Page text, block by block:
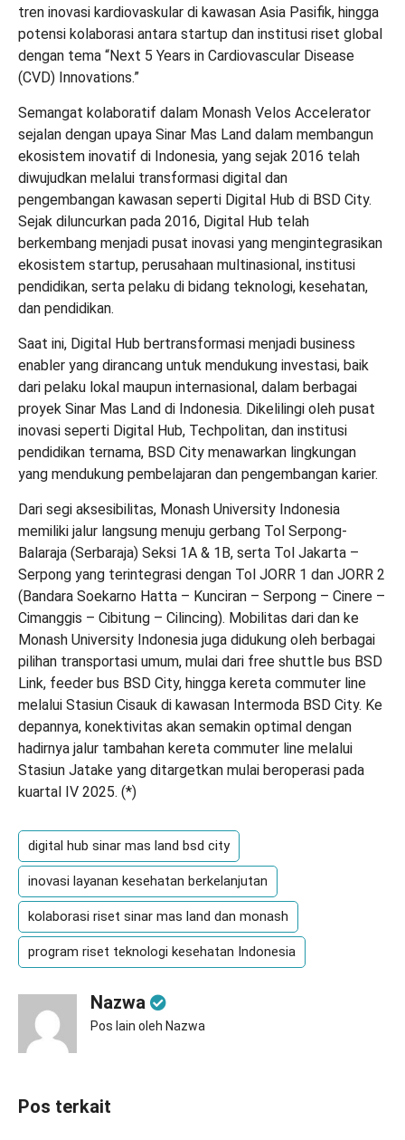
tren inovasi kardiovaskular di kawasan Asia Pasifik, hingga
potensi kolaborasi antara startup dan institusi riset global
dengan tema “Next 5 Years in Cardiovascular Disease
(CVD) Innovations.”
Semangat kolaboratif dalam Monash Velos Accelerator
sejalan dengan upaya Sinar Mas Land dalam membangun
ekosistem inovatif di Indonesia, yang sejak 2016 telah
diwujudkan melalui transformasi digital dan
pengembangan kawasan seperti Digital Hub di BSD City.
Sejak diluncurkan pada 2016, Digital Hub telah
berkembang menjadi pusat inovasi yang mengintegrasikan
ekosistem startup, perusahaan multinasional, institusi
pendidikan, serta pelaku di bidang teknologi, kesehatan,
dan pendidikan.
Saat ini, Digital Hub bertransformasi menjadi business
enabler yang dirancang untuk mendukung investasi, baik
dari pelaku lokal maupun internasional, dalam berbagai
proyek Sinar Mas Land di Indonesia. Dikelilingi oleh pusat
inovasi seperti Digital Hub, Techpolitan, dan institusi
pendidikan ternama, BSD City menawarkan lingkungan
yang mendukung pembelajaran dan pengembangan karier.
Dari segi aksesibilitas, Monash University Indonesia
memiliki jalur langsung menuju gerbang Tol Serpong-
Balaraja (Serbaraja) Seksi 1A & 1B, serta Tol Jakarta –
Serpong yang terintegrasi dengan Tol JORR 1 dan JORR 2
(Bandara Soekarno Hatta – Kunciran – Serpong – Cinere –
Cimanggis – Cibitung – Cilincing). Mobilitas dari dan ke
Monash University Indonesia juga didukung oleh berbagai
pilihan transportasi umum, mulai dari free shuttle bus BSD
Link, feeder bus BSD City, hingga kereta commuter line
melalui Stasiun Cisauk di kawasan Intermoda BSD City. Ke
depannya, konektivitas akan semakin optimal dengan
hadirnya jalur tambahan kereta commuter line melalui
Stasiun Jatake yang ditargetkan mulai beroperasi pada
kuartal IV 2025. (*)
digital hub sinar mas land bsd city
inovasi layanan kesehatan berkelanjutan
kolaborasi riset sinar mas land dan monash
program riset teknologi kesehatan Indonesia
Nazwa
Pos lain oleh Nazwa
Pos terkait